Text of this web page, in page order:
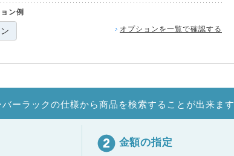
ン例
オプションを一覧で確認する
バーラックの仕様から商品を検索することが出来ます
金額の指定